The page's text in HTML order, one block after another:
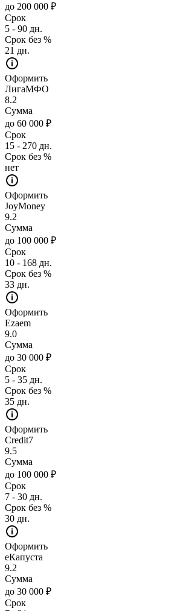
до 200 000 ₽
Срок
5 - 90 дн.
Срок без %
21 дн.
Оформить
ЛигаМФО
8.2
Сумма
до 60 000 ₽
Срок
15 - 270 дн.
Срок без %
нет
Оформить
JoyMoney
9.2
Сумма
до 100 000 ₽
Срок
10 - 168 дн.
Срок без %
33 дн.
Оформить
Ezaem
9.0
Сумма
до 30 000 ₽
Срок
5 - 35 дн.
Срок без %
35 дн.
Оформить
Credit7
9.5
Сумма
до 100 000 ₽
Срок
7 - 30 дн.
Срок без %
30 дн.
Оформить
еКапуста
9.2
Сумма
до 30 000 ₽
Срок